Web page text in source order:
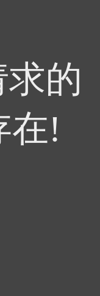
的
在!